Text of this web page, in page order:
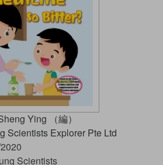
Ying （編）
Scientists Explorer Pte Ltd
Scientists